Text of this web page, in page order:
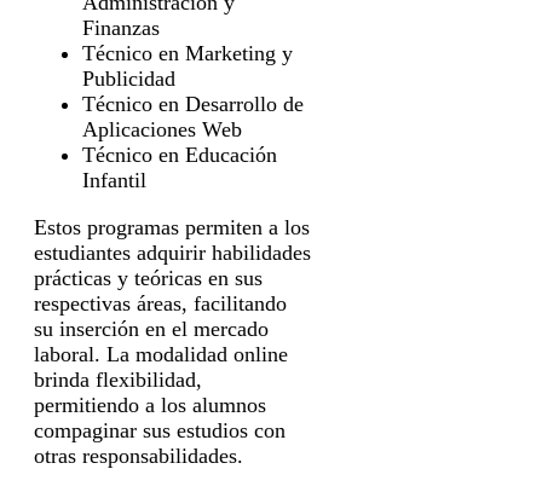
Finanzas
Técnico en Marketing y
Publicidad
Técnico en Desarrollo de
Aplicaciones Web
Técnico en Educación
Infantil
Estos programas permiten a los
estudiantes adquirir habilidades
prácticas y teóricas en sus
respectivas áreas, facilitando
su inserción en el mercado
laboral. La modalidad online
brinda flexibilidad,
permitiendo a los alumnos
compaginar sus estudios con
otras responsabilidades.